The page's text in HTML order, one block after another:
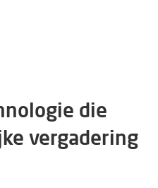
die
vergadering